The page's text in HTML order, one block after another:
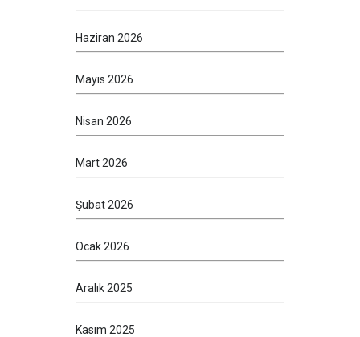
Haziran 2026
Mayıs 2026
Nisan 2026
Mart 2026
Şubat 2026
Ocak 2026
Aralık 2025
Kasım 2025